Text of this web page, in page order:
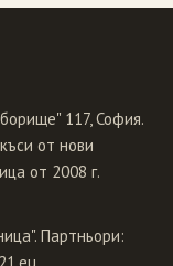
117, София.
от нови
от 2008 г.
Партньори: